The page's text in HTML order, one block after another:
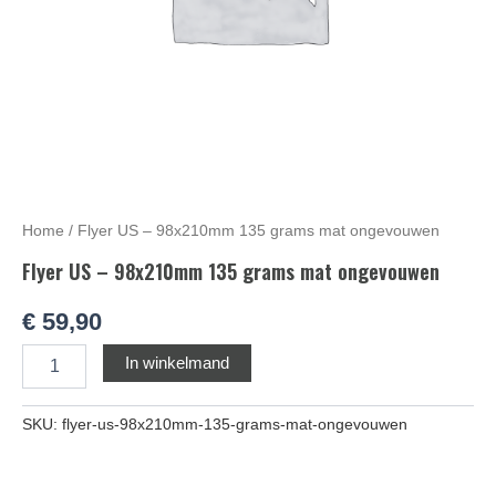
Home / Flyer US – 98x210mm 135 grams mat ongevouwen
Flyer US – 98x210mm 135 grams mat ongevouwen
€ 59,90
In winkelmand
SKU: flyer-us-98x210mm-135-grams-mat-ongevouwen